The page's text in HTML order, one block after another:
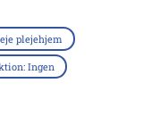
plejehjem
Ingen